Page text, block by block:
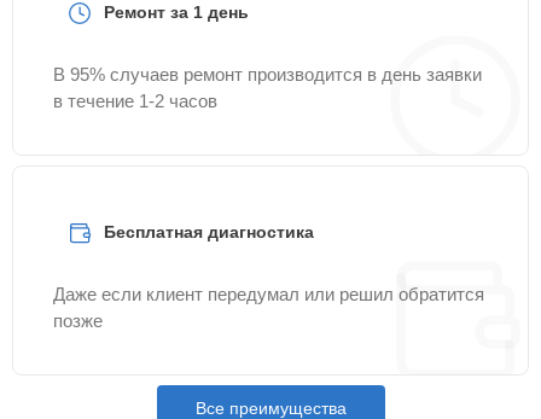
Ремонт за 1 день
В 95% случаев ремонт производится в день заявки
в течение 1-2 часов
Бесплатная диагностика
Даже если клиент передумал или решил обратится
позже
Все преимущества